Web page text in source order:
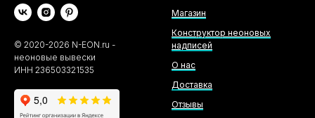
© 2020-2026 N-EON.ru -
неоновые вывески
ИНН 236503321535
Магазин
Конструктор неоновых
надписей
О нас
Доставка
Отзывы